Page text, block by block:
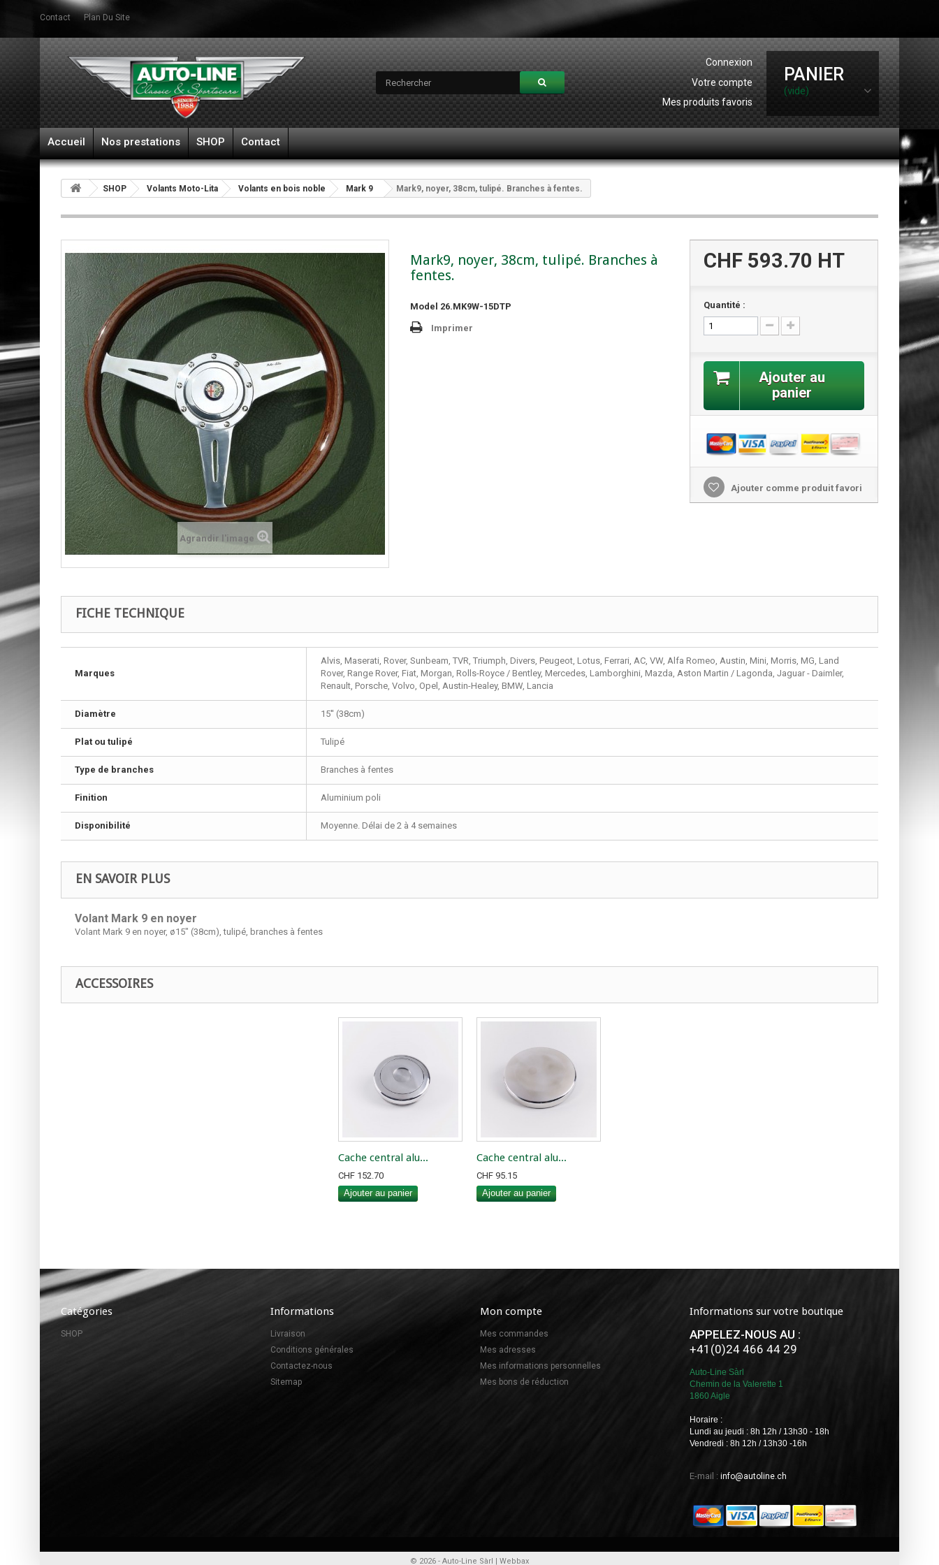
Contact Plan Du Site
Connexion
Votre compte
Mes produits favoris
PANIER
(vide)
Accueil Nos prestations SHOP Contact
SHOP Volants Moto-Lita Volants en bois noble Mark 9 Mark9, noyer, 38cm, tulipé. Branches à fentes.
Agrandir l'image
Mark9, noyer, 38cm, tulipé. Branches à
fentes.
Model 26.MK9W-15DTP
Imprimer
CHF 593.70 HT
Quantité :
Ajouter au
panier
Ajouter comme produit favori
FICHE TECHNIQUE
Marques
Alvis, Maserati, Rover, Sunbeam, TVR, Triumph, Divers, Peugeot, Lotus, Ferrari, AC, VW, Alfa Romeo, Austin, Mini, Morris, MG, Land
Rover, Range Rover, Fiat, Morgan, Rolls-Royce / Bentley, Mercedes, Lamborghini, Mazda, Aston Martin / Lagonda, Jaguar - Daimler,
Renault, Porsche, Volvo, Opel, Austin-Healey, BMW, Lancia
Diamètre 15'' (38cm)
Plat ou tulipé Tulipé
Type de branches Branches à fentes
Finition Aluminium poli
Disponibilité Moyenne. Délai de 2 à 4 semaines
EN SAVOIR PLUS
Volant Mark 9 en noyer
Volant Mark 9 en noyer, ø15" (38cm), tulipé, branches à fentes
ACCESSOIRES
Cache central alu...
CHF 152.70
Ajouter au panier
Cache central alu...
CHF 95.15
Ajouter au panier
Catégories
SHOP
Informations
Livraison
Conditions générales
Contactez-nous
Sitemap
Mon compte
Mes commandes
Mes adresses
Mes informations personnelles
Mes bons de réduction
Informations sur votre boutique
APPELEZ-NOUS AU :
+41(0)24 466 44 29
Auto-Line Sàrl
Chemin de la Valerette 1
1860 Aigle
Horaire :
Lundi au jeudi : 8h 12h / 13h30 - 18h
Vendredi : 8h 12h / 13h30 -16h
E-mail : info@autoline.ch
© 2026 - Auto-Line Sàrl | Webbax